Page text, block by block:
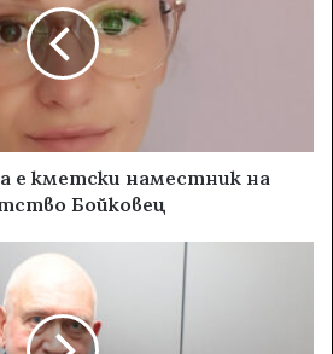
е кметски наместник на
Бойковец